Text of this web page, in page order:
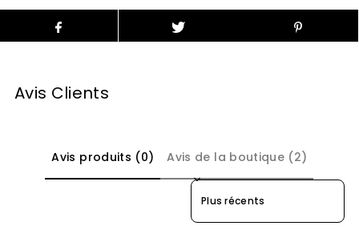
Avis Clients
Avis produits (0) Avis de la boutique (2)
Sort reviews by